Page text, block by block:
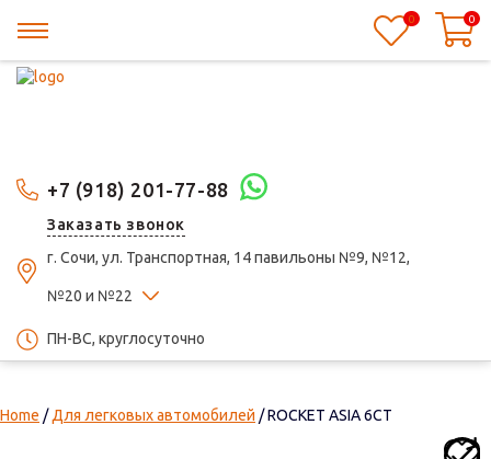
+7 (918) 201-77-88
Заказать звонок
г. Сочи, ул. Транспортная, 14 павильоны №9, №12,
№20 и №22
ПН-ВС, круглосуточно
0 0
Home /Для легковых автомобилей / ROCKET ASIA 6СТ